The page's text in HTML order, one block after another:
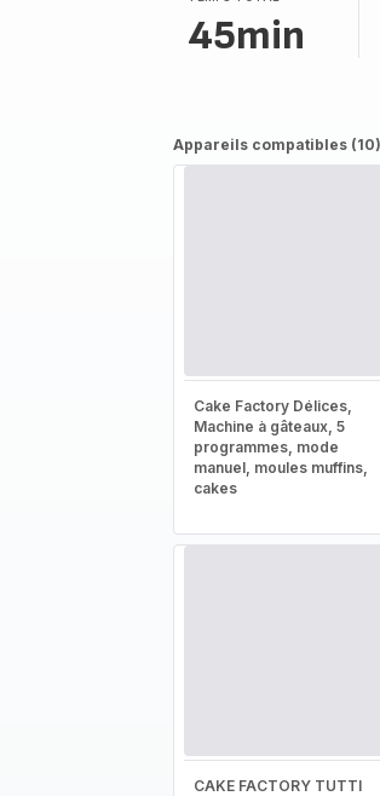
45min
Appareils compatibles (10)
Cake Factory Délices,
Machine à gâteaux, 5
programmes, mode
manuel, moules muffins,
cakes
CAKE FACTORY TUTTI